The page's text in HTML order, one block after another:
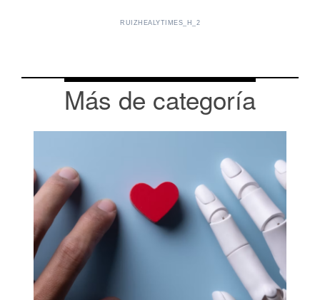
RUIZHEALYTIMES_H_2
Más de categoría